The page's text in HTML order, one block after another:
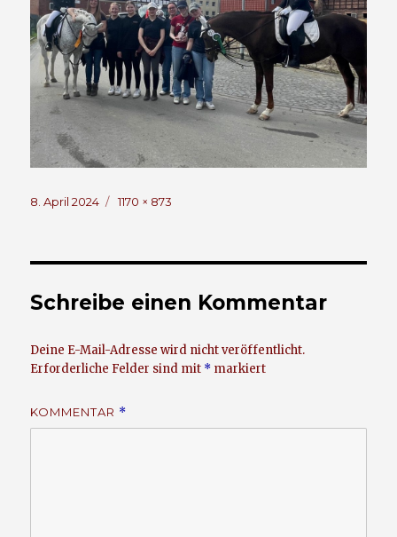
Veröffentlicht
8. April 2024
Volle
1170 × 873
Schreibe einen Kommentar
Deine E-Mail-Adresse wird nicht veröffentlicht.
Erforderliche Felder sind mit * markiert
KOMMENTAR *